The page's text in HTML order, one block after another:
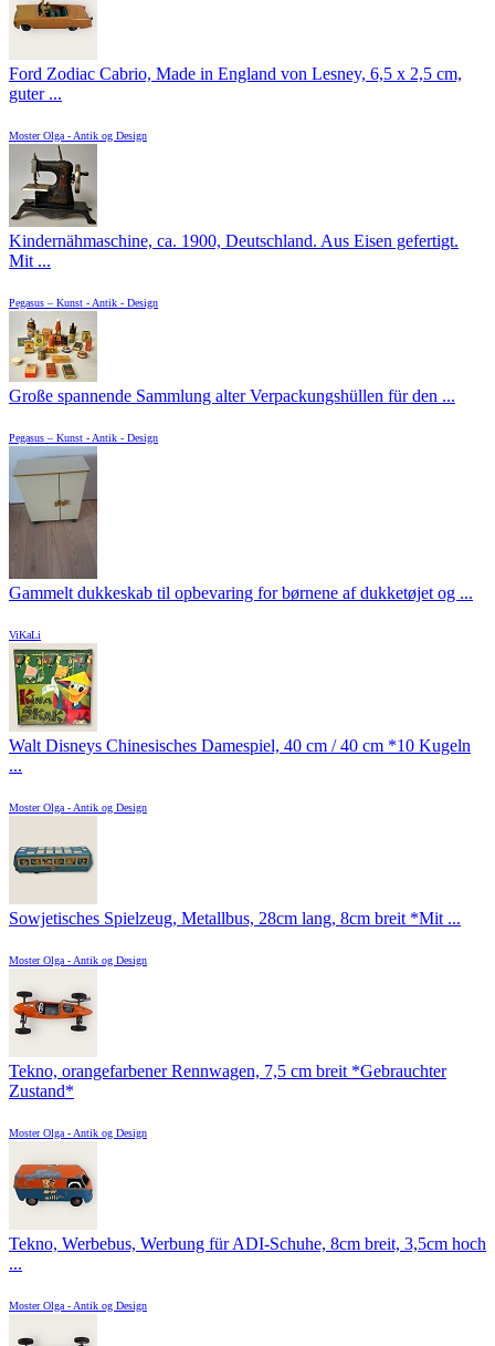
Ford Zodiac Cabrio, Made in England von Lesney, 6,5 x 2,5 cm,
guter ...
Moster Olga - Antik og Design
Kindernähmaschine, ca. 1900, Deutschland. Aus Eisen gefertigt.
Mit ...
Pegasus – Kunst - Antik - Design
Große spannende Sammlung alter Verpackungshüllen für den ...
Pegasus – Kunst - Antik - Design
Gammelt dukkeskab til opbevaring for børnene af dukketøjet og ...
ViKaLi
Walt Disneys Chinesisches Damespiel, 40 cm / 40 cm *10 Kugeln
...
Moster Olga - Antik og Design
Sowjetisches Spielzeug, Metallbus, 28cm lang, 8cm breit *Mit ...
Moster Olga - Antik og Design
Tekno, orangefarbener Rennwagen, 7,5 cm breit *Gebrauchter
Zustand*
Moster Olga - Antik og Design
Tekno, Werbebus, Werbung für ADI-Schuhe, 8cm breit, 3,5cm hoch
...
Moster Olga - Antik og Design